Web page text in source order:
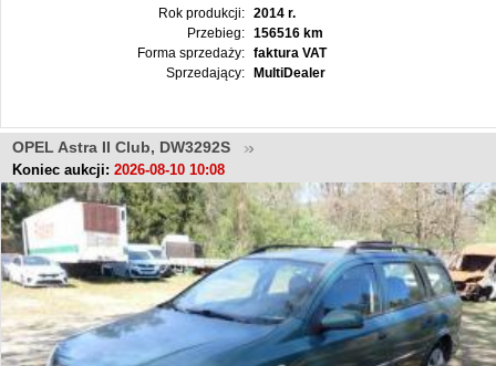
Rok produkcji:
2014 r.
Przebieg:
156516 km
Forma sprzedaży:
faktura VAT
Sprzedający:
MultiDealer
OPEL Astra II Club, DW3292S
Koniec aukcji: 2026-08-10 10:08